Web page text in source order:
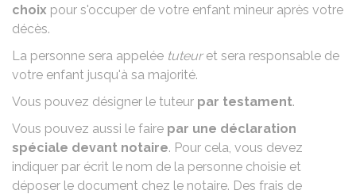
choix pour s'occuper de votre enfant mineur après votre
décès.
La personne sera appelée tuteuret sera responsable de
votre enfant jusqu'à sa majorité.
Vous pouvez désigner le tuteur par testament.
Vous pouvez aussi le faire par une déclaration
spéciale devant notaire. Pour cela, vous devez
indiquer par écrit le nom de la personne choisie et
déposer le document chez le notaire. Des frais de